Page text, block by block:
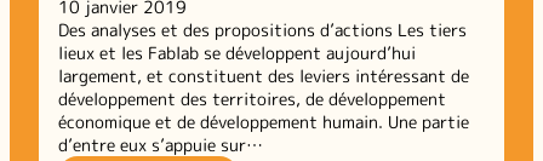
10 janvier 2019
Des analyses et des propositions d’actions Les tiers
lieux et les Fablab se développent aujourd’hui
largement, et constituent des leviers intéressant de
développement des territoires, de développement
économique et de développement humain. Une partie
d’entre eux s’appuie sur…